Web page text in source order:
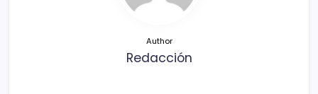
Author
Redacción